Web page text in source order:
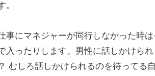
。
事にマネジャーが同行しなかった時
入ったりします。男性に話しかけら
むしろ話しかけられるのを待ってる